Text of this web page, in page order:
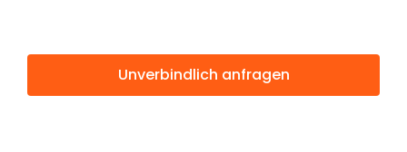
Unverbindlich anfragen